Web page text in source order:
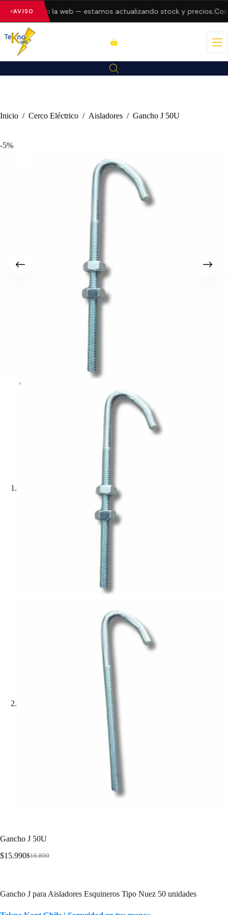
AVISO
errores en la web — estamos actualizando stock y precios.
Inicio / Cerco Eléctrico / Aisladores / Gancho J 50U
-5%
Gancho J 50U
$16.800
$15.990
Gancho J para Aisladores Esquineros Tipo Nuez 50 unidades